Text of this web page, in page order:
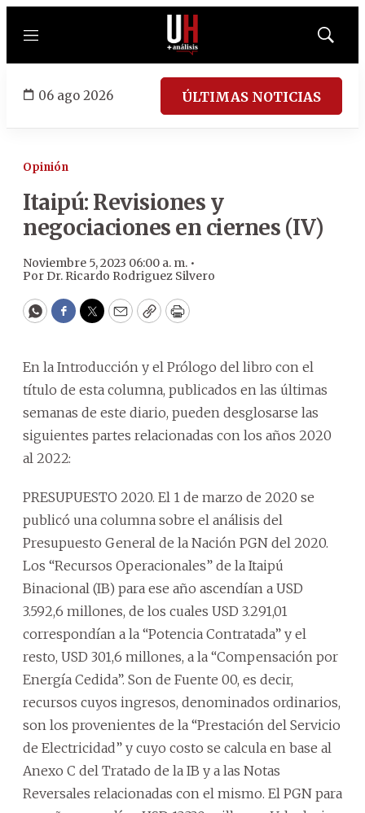
Menú
Mostrar
06 ago 2026 ÚLTIMAS NOTICIAS
Opinión
Itaipú: Revisiones y
negociaciones en ciernes (IV)
Noviembre 5, 2023 06:00 a. m. •
PorDr. Ricardo Rodriguez Silvero
WhatsApp
Facebook
Twitter
EmailCopyPrint
En la Introducción y el Prólogo del libro con el
título de esta columna, publicados en las últimas
semanas de este diario, pueden desglosarse las
siguientes partes relacionadas con los años 2020
al 2022:
PRESUPUESTO 2020. El 1 de marzo de 2020 se
publicó una columna sobre el análisis del
Presupuesto General de la Nación PGN del 2020.
Los “Recursos Operacionales” de la Itaipú
Binacional (IB) para ese año ascendían a USD
3.592,6 millones, de los cuales USD 3.291,01
correspondían a la “Potencia Contratada” y el
resto, USD 301,6 millones, a la “Compensación por
Energía Cedida”. Son de Fuente 00, es decir,
recursos cuyos ingresos, denominados ordinarios,
son los provenientes de la “Prestación del Servicio
de Electricidad” y cuyo costo se calcula en base al
Anexo C del Tratado de la IB y a las Notas
Reversales relacionadas con el mismo. El PGN para